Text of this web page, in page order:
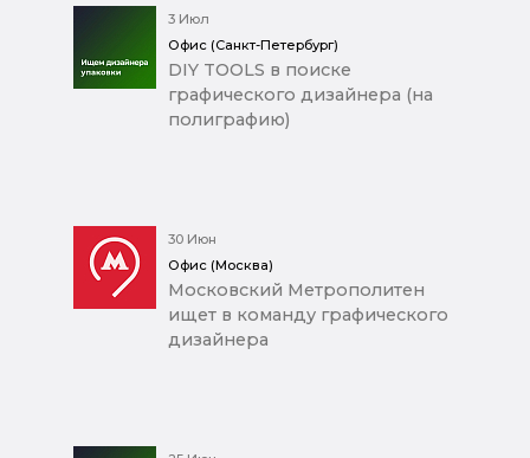
3 Июл
Офис (Санкт-Петербург)
DIY TOOLS в поиске
графического дизайнера (на
полиграфию)
30 Июн
Офис (Москва)
Московский Метрополитен
ищет в команду графического
дизайнера